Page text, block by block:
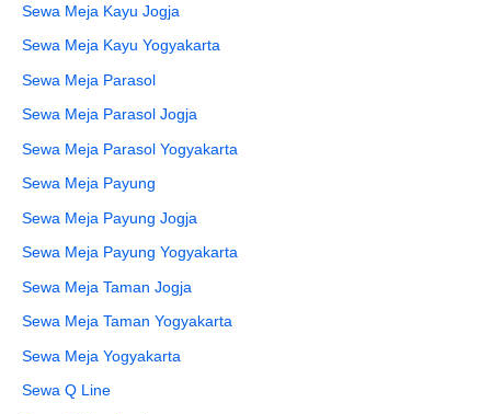
Sewa Meja Kayu Jogja
Sewa Meja Kayu Yogyakarta
Sewa Meja Parasol
Sewa Meja Parasol Jogja
Sewa Meja Parasol Yogyakarta
Sewa Meja Payung
Sewa Meja Payung Jogja
Sewa Meja Payung Yogyakarta
Sewa Meja Taman Jogja
Sewa Meja Taman Yogyakarta
Sewa Meja Yogyakarta
Sewa Q Line